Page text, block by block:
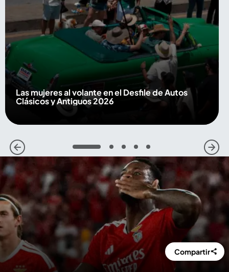
Las mujeres al volante en el Desfile de Autos
Clásicos y Antiguos 2026
1 2 3 4 5
Compartir